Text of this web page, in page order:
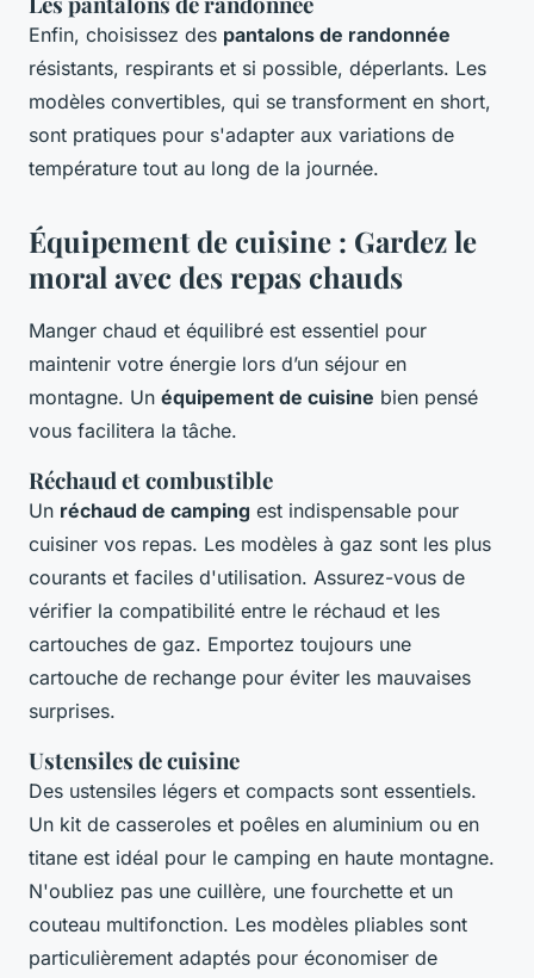
Enfin, choisissez des pantalons de randonnée
résistants, respirants et si possible, déperlants. Les
modèles convertibles, qui se transforment en short,
sont pratiques pour s'adapter aux variations de
température tout au long de la journée.
Équipement de cuisine : Gardez le
moral avec des repas chauds
Manger chaud et équilibré est essentiel pour
maintenir votre énergie lors d’un séjour en
montagne. Un équipement de cuisine bien pensé
vous facilitera la tâche.
Réchaud et combustible
Un réchaud de camping est indispensable pour
cuisiner vos repas. Les modèles à gaz sont les plus
courants et faciles d'utilisation. Assurez-vous de
vérifier la compatibilité entre le réchaud et les
cartouches de gaz. Emportez toujours une
cartouche de rechange pour éviter les mauvaises
surprises.
Ustensiles de cuisine
Des ustensiles légers et compacts sont essentiels.
Un kit de casseroles et poêles en aluminium ou en
titane est idéal pour le camping en haute montagne.
N'oubliez pas une cuillère, une fourchette et un
couteau multifonction. Les modèles pliables sont
particulièrement adaptés pour économiser de